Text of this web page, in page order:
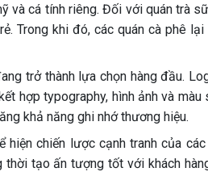
và cá tính riêng. Đối với quán trà
Trong khi đó, các quán cà phê
trở thành lựa chọn hàng đầu.
hợp typography, hình ảnh và
khả năng ghi nhớ thương hiệu.
chiến lược cạnh tranh của
tạo ấn tượng tốt với khách